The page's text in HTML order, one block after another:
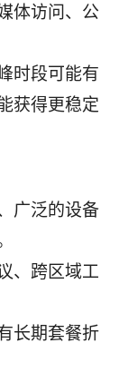
体访问、公
时段可能有
获得更稳定
广泛的设备
、跨区域工
长期套餐折